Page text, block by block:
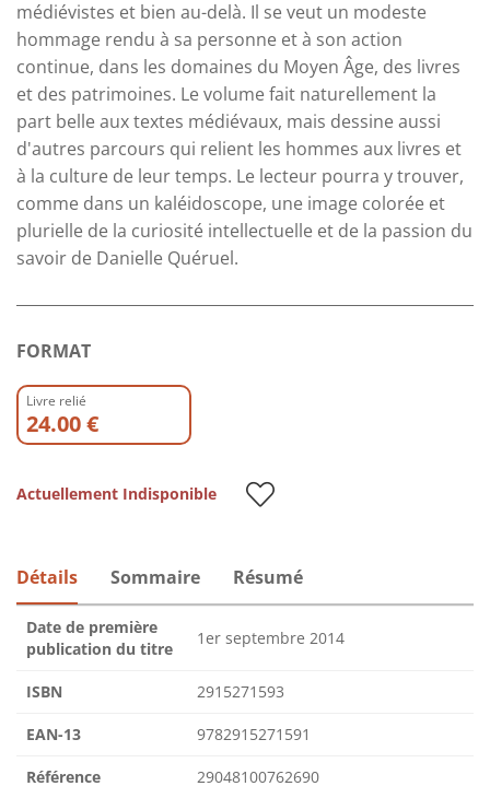
médiévistes et bien au-delà. Il se veut un modeste
hommage rendu à sa personne et à son action
continue, dans les domaines du Moyen Âge, des livres
et des patrimoines. Le volume fait naturellement la
part belle aux textes médiévaux, mais dessine aussi
d'autres parcours qui relient les hommes aux livres et
à la culture de leur temps. Le lecteur pourra y trouver,
comme dans un kaléidoscope, une image colorée et
plurielle de la curiosité intellectuelle et de la passion du
savoir de Danielle Quéruel.
FORMAT
Livre relié
24.00 €
Actuellement Indisponible
Détails Sommaire Résumé
Date de première
publication du titre
1er septembre 2014
ISBN 2915271593
EAN-13 9782915271591
Référence 29048100762690